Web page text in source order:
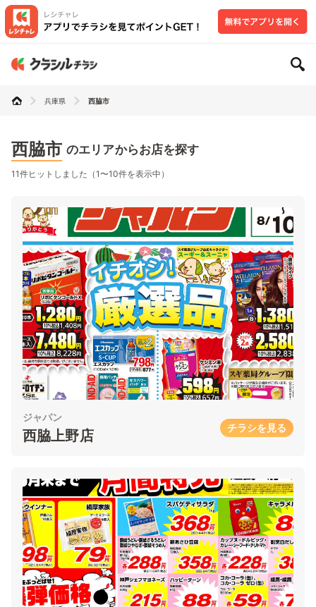
兵庫県 西脇市
西脇市 のエリアからお店を探す
11件ヒットしました（1〜10件を表示中）
ジャパン
西脇上野店 チラシを見る